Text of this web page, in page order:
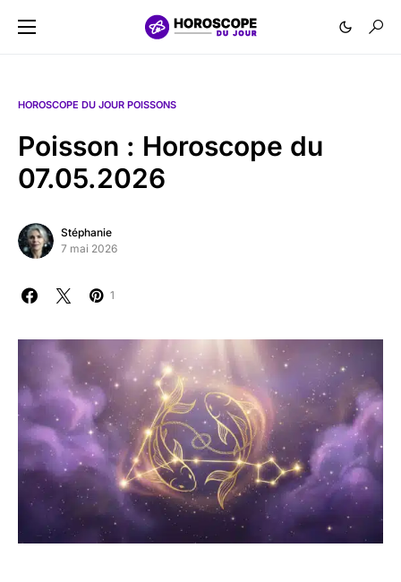
HOROSCOPE DU JOUR POISSONS
Poisson : Horoscope du
07.05.2026
Stéphanie
7 mai 2026
1